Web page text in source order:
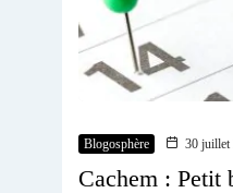
Blogosphère 30 juillet
Cachem : Petit